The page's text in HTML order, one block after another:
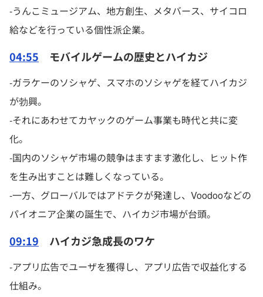
-うんこミュージアム、地方創生、メタバース、サイコロ
給などを行っている個性派企業。
04:55 モバイルゲームの歴史とハイカジ
-ガラケーのソシャゲ、スマホのソシャゲを経てハイカジ
が勃興。
-それにあわせてカヤックのゲーム事業も時代と共に変
化。
-国内のソシャゲ市場の競争はますます激化し、ヒット作
を生み出すことは難しくなっている。
-一方、グローバルではアドテクが発達し、Voodooなどの
パイオニア企業の誕生で、ハイカジ市場が台頭。
09:19 ハイカジ急成長のワケ
-アプリ広告でユーザを獲得し、アプリ広告で収益化する
仕組み。